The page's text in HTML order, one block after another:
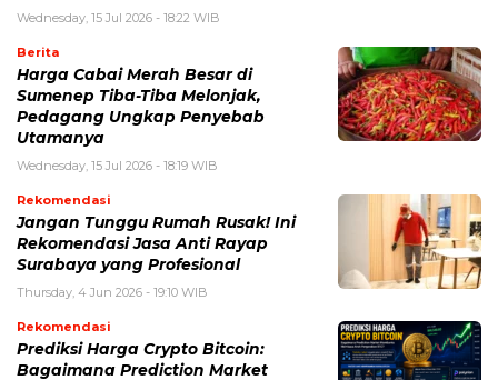
Wednesday, 15 Jul 2026 - 18:22 WIB
Berita
Harga Cabai Merah Besar di
Sumenep Tiba-Tiba Melonjak,
Pedagang Ungkap Penyebab
Utamanya
Wednesday, 15 Jul 2026 - 18:19 WIB
Rekomendasi
Jangan Tunggu Rumah Rusak! Ini
Rekomendasi Jasa Anti Rayap
Surabaya yang Profesional
Thursday, 4 Jun 2026 - 19:10 WIB
Rekomendasi
Prediksi Harga Crypto Bitcoin:
Bagaimana Prediction Market